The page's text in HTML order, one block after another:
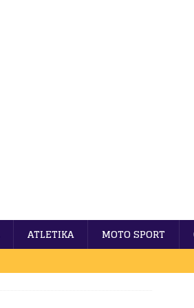
ATLETIKA MOTO SPORT